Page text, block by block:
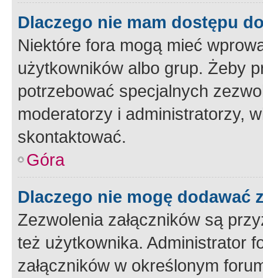
Dlaczego nie mam dostępu
Niektóre fora mogą mieć
użytkowników albo grup. Żeby
potrzebować specjalnych
moderatorzy i administratorzy,
skontaktować.
Góra
Dlaczego nie mogę dodawać
Zezwolenia załączników są
też użytkownika. Administrator
załączników w określonym